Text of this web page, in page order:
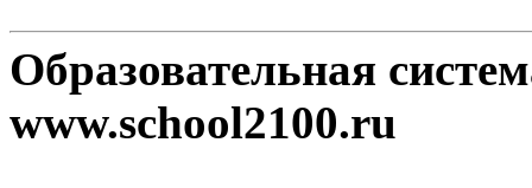
Образовательная
www.school2100.ru